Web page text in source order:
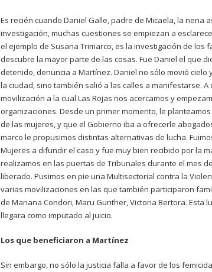
Es recién cuando Daniel Galle, padre de Micaela, la nena
investigación, muchas cuestiones se empiezan a
el ejemplo de Susana Trimarco, es la investigación de
descubre la mayor parte de las cosas. Fue Daniel el que
detenido, denuncia a Martínez. Daniel no sólo movió
la ciudad, sino también salió a las calles a manifestarse.
movilización a la cual Las Rojas nos acercamos y
organizaciones. Desde un primer momento, le
de las mujeres, y que el Gobierno iba a ofrecerle
marco le propusimos distintas alternativas de lucha.
Mujeres a difundir el caso y fue muy bien recibido por la
realizamos en las puertas de Tribunales durante el mes
liberado. Pusimos en pie una Multisectorial contra la
varias movilizaciones en las que también participaron
de Mariana Condori, Maru Gunther, Victoria Bertora. Esta
llegara como imputado al juicio.
Los que beneficiaron a Martínez
Sin embargo, no sólo la justicia falla a favor de los